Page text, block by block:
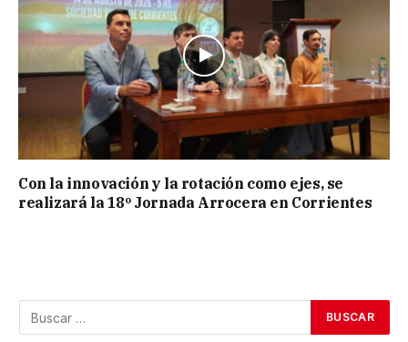
Con la innovación y la rotación como ejes, se
realizará la 18º Jornada Arrocera en Corrientes